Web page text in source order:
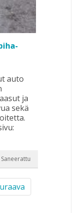
auto
ja
sekä
Saneerattu